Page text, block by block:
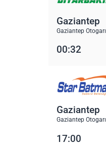
Gaziantep
Gaziantep Otogarı
00:32
Gaziantep
Gaziantep Otogarı
17:00